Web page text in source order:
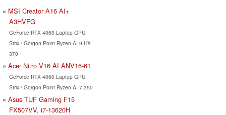
MSI Creator A16 AI+
A3HVFG
GeForce RTX 4060 Laptop GPU,
Strix / Gorgon Point Ryzen AI 9 HX
370
Acer Nitro V16 AI ANV16-61
GeForce RTX 4060 Laptop GPU,
Strix / Gorgon Point Ryzen AI 7 350
Asus TUF Gaming F15
FX507VV, i7-13620H